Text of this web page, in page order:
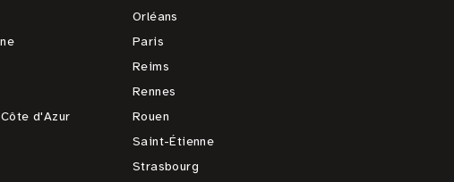
d'Azur
Orléans
Paris
Reims
Rennes
Rouen
Saint-Étienne
Strasbourg